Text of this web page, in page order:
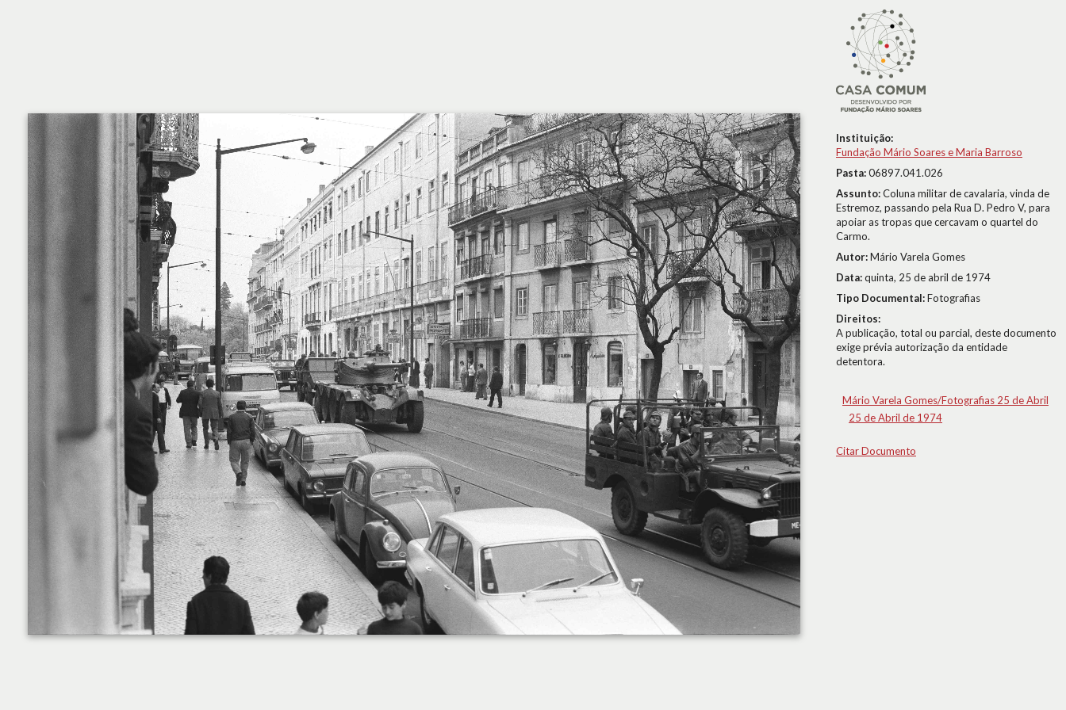
Instituição:
Fundação Mário Soares e Maria Barroso
Pasta:06897.041.026
Assunto:Coluna militar de cavalaria, vinda de
Estremoz, passando pela Rua D. Pedro V, para
apoiar as tropas que cercavam o quartel do
Carmo.
Autor:Mário Varela Gomes
Data:quinta, 25 de abril de 1974
Tipo Documental:Fotografias
Direitos:
A publicação, total ou parcial, deste documento
exige prévia autorização da entidade
detentora.
Mário Varela Gomes/Fotografias 25 de Abril
25 de Abril de 1974
Citar Documento